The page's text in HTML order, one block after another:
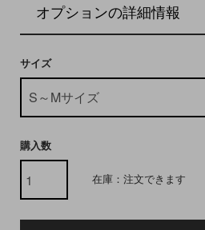
オプションの詳細情報
サイズ
購入数
在庫：注文できます